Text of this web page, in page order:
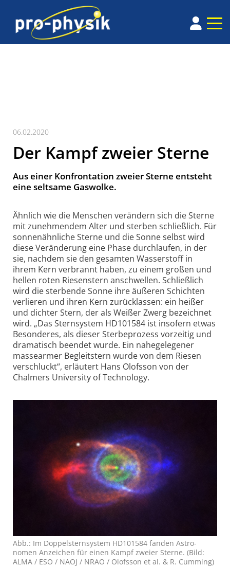
06.02.2020
Der Kampf zweier Sterne
Aus einer Konfrontation zweier Sterne entsteht
eine seltsame Gaswolke.
Ähnlich wie die Menschen verändern sich die Sterne
mit zunehmendem Alter und sterben schließlich. Für
sonnen­ähnliche Sterne und die Sonne selbst wird
diese Veränderung eine Phase durchlaufen, in der
sie, nachdem sie den gesamten Wasserstoff in
ihrem Kern verbrannt haben, zu einem großen und
hellen roten Riesenstern anschwellen. Schließlich
wird die sterbende Sonne ihre äußeren Schichten
verlieren und ihren Kern zurücklassen: ein heißer
und dichter Stern, der als Weißer Zwerg bezeichnet
wird. „Das Sternsystem HD101584 ist insofern etwas
Besonderes, als dieser Sterbe­prozess vorzeitig und
dramatisch beendet wurde. Ein nahegelegener
masse­armer Begleitstern wurde von dem Riesen
verschluckt“, erläutert Hans Olofsson von der
Chalmers University of Technology.
Abb.: Im Doppel­sternsystem HD101584 fanden Astro­
nomen Anzeichen für einen Kampf zweier Sterne. (Bild:
ALMA / ESO / NAOJ / NRAO / Olofsson et al. & R. Cumming)